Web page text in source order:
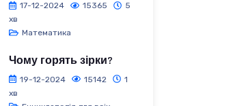
17-12-2024 15365
5
хв
Математика
Чому горять зірки?
19-12-2024 15142
1
хв